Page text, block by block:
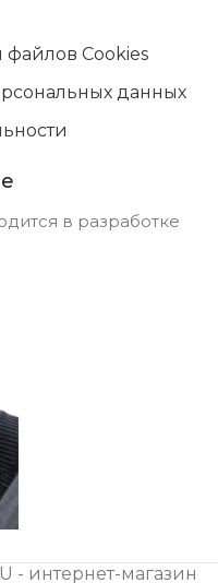
Cookies
данных
в разработке
- интернет-магазин